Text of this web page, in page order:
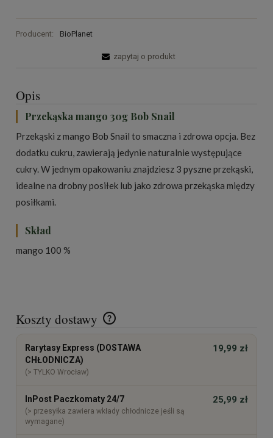
Producent: BioPlanet
zapytaj o produkt
Opis
Przekąska mango 30g Bob Snail
Przekąski z mango Bob Snail to smaczna i zdrowa opcja. Bez
dodatku cukru, zawierają jedynie naturalnie występujące
cukry. W jednym opakowaniu znajdziesz 3 pyszne przekąski,
idealne na drobny posiłek lub jako zdrowa przekąska między
posiłkami.
Skład
mango 100 %
Koszty dostawy
Cena nie zawiera ewentualnych kosztów płatności
Rarytasy Express (DOSTAWA
CHŁODNICZA)
(> TYLKO Wrocław)
19,99 zł
InPost Paczkomaty 24/7
(> przesyłka zawiera wkłady chłodnicze jeśli są
wymagane)
25,99 zł